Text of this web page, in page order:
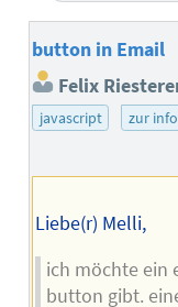
button in Email
Felix
javascript
zur info
Liebe(r) Melli,
ich möchte ein
button gibt.